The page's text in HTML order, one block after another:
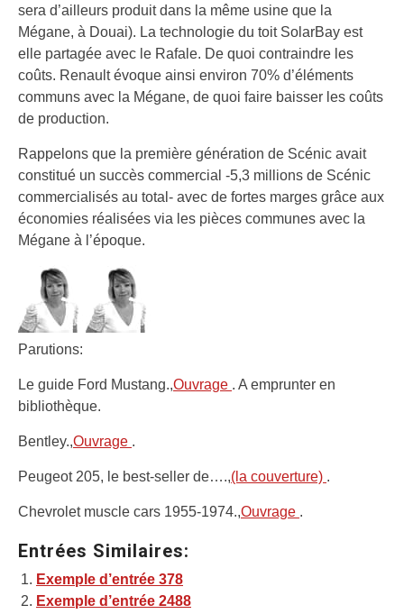
sera d’ailleurs produit dans la même usine que la
Mégane, à Douai). La technologie du toit SolarBay est
elle partagée avec le Rafale. De quoi contraindre les
coûts. Renault évoque ainsi environ 70% d’éléments
communs avec la Mégane, de quoi faire baisser les coûts
de production.
Rappelons que la première génération de Scénic avait
constitué un succès commercial -5,3 millions de Scénic
commercialisés au total- avec de fortes marges grâce aux
économies réalisées via les pièces communes avec la
Mégane à l’époque.
Parutions:
Le guide Ford Mustang.,Ouvrage . A emprunter en
bibliothèque.
Bentley.,Ouvrage .
Peugeot 205, le best-seller de….,(la couverture) .
Chevrolet muscle cars 1955-1974.,Ouvrage .
Entrées Similaires:
Exemple d’entrée 378
Exemple d’entrée 2488